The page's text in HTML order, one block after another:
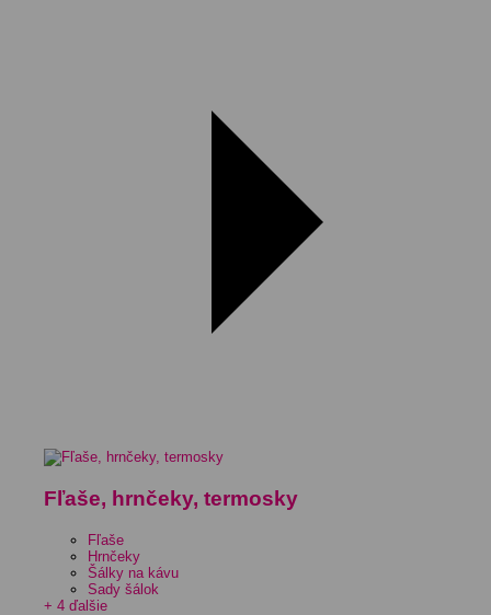
Fľaše, hrnčeky, termosky
Fľaše
Hrnčeky
Šálky na kávu
Sady šálok
+ 4 ďalšie